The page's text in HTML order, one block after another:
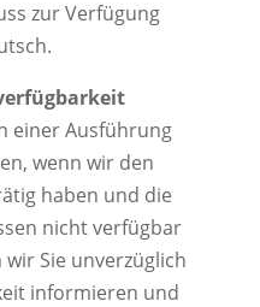
zur Verfügung
einer Ausführung
wenn wir den
haben und die
nicht verfügbar
Sie unverzüglich
informieren und